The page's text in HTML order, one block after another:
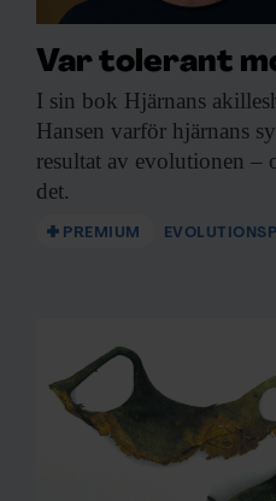
Var tolerant
I sin bok Hjärnans
Hansen varför hjärnans
resultat av evolutionen –
det.
PREMIUM